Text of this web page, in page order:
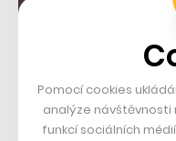
Pomocí cookies
analýze návštěvnosti
funkcí sociálních